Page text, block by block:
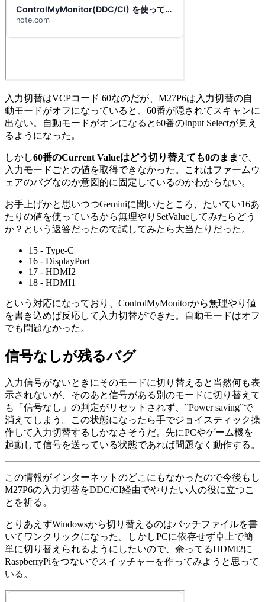
入力切替はVCPコード 60なのだが、M27P6は入力切替の自
動モードがオフになっていると、60番が隠されてスキャンに
出ない。自動モードがオンになると60番のInput Selectが見え
るようになった。
しかし60番のCurrent Valueはどう切り替えても0のまま で、
入力モードごとの値を取得できなかった。これはファームウ
ェアのバグなのか意図的に固定しているのかわからない。
お手上げかと思いつつGeminiに聞いたところ、たいてい16あ
たりの値を使っているから無理やりSetValueしてみたらどう
か？という返答だったので試してみたら大当たりだった。
15 - Type-C
16 - DisplayPort
17 - HDMI2
18 - HDMI1
という対応になっており、ControlMyMonitorから無理やり値
を書き込めば反応して入力切替ができた。自動モードはオフ
でも問題なかった。
信号なしが残るバグ
入力信号がないときにそのモードに切り替えると当然何も表
示されないが、そのあと信号がある別のモードに切り替えて
も「信号なし」の判定がリセットされず、”Power saving”で
消えてしまう。この状態になったら手でジョイスティック操
作して入力切替するしかなさそうだ。先にPCやゲーム機を
起動して信号を送っている状態であれば問題なく動作する。
この情報がインターネットのどこにもなかったので今後もし
M27P6の入力切替をDDC/CI経由でやりたい人の役に立つこ
とを祈る。
とりあえずWindowsから切り替えるのはバッチファイルを書
いてワンクリックになった。しかしPCに依存せず卓上で簡
単に切り替えられるようにしたいので、余ってるHDMI2に
RaspberryPiをつないでスイッチャーを作ってみようと思って
いる。